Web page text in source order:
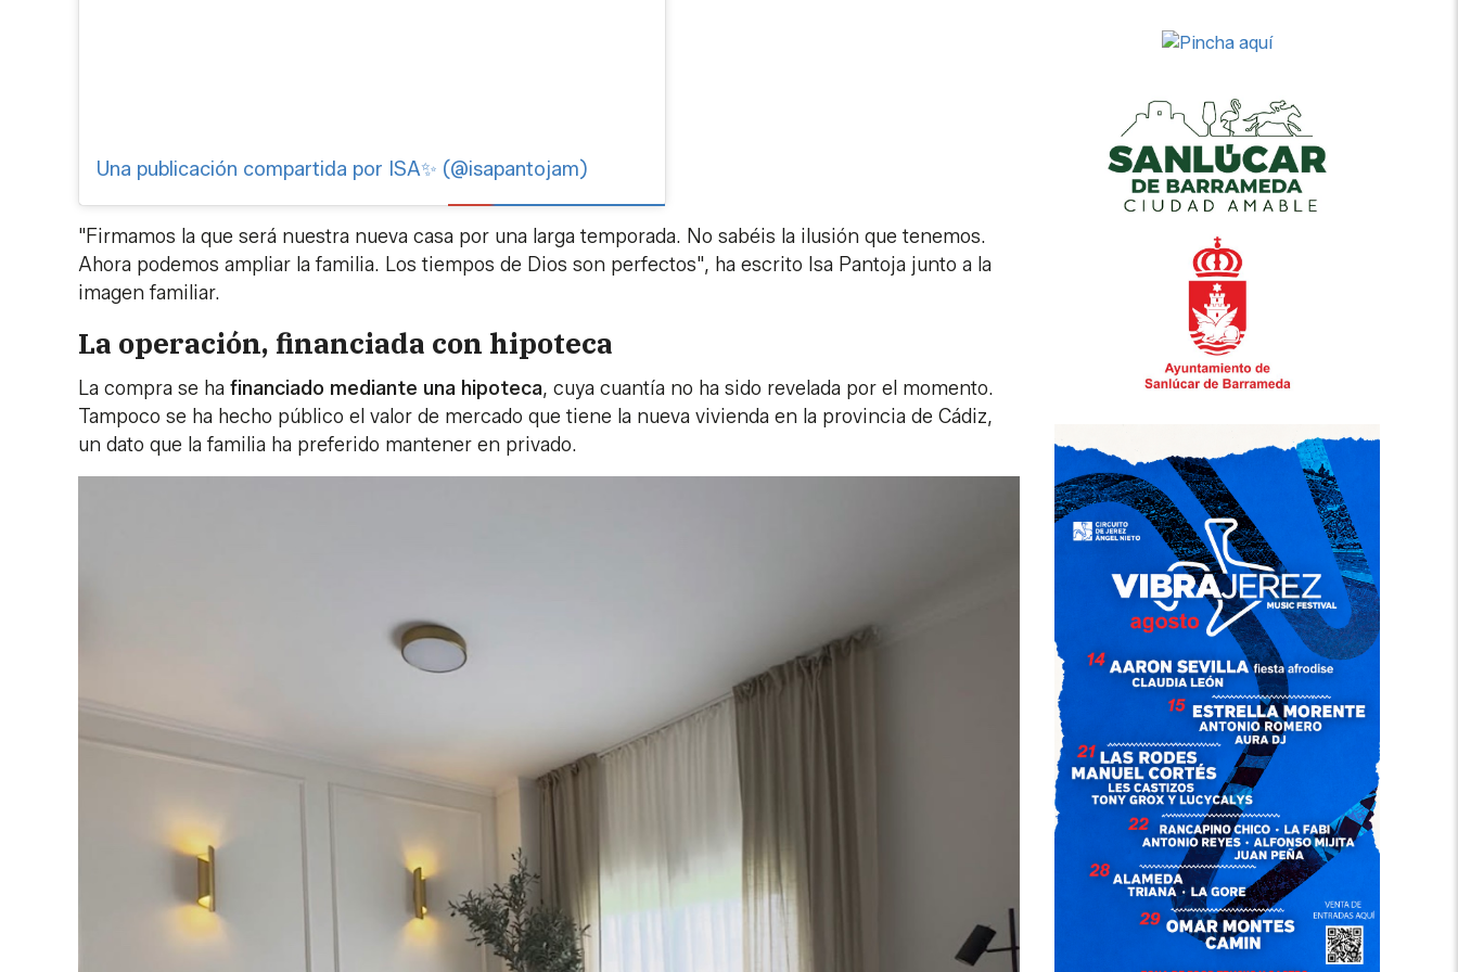
Una publicación compartida por ISA✨ (@isapantojam)
"Firmamos la que será nuestra nueva casa por una larga temporada. No sabéis la ilusión que tenemos.
Ahora podemos ampliar la familia. Los tiempos de Dios son perfectos", ha escrito Isa Pantoja junto a la
imagen familiar.
La operación, financiada con hipoteca
La compra se ha financiado mediante una hipoteca, cuya cuantía no ha sido revelada por el momento.
Tampoco se ha hecho público el valor de mercado que tiene la nueva vivienda en la provincia de Cádiz,
un dato que la familia ha preferido mantener en privado.